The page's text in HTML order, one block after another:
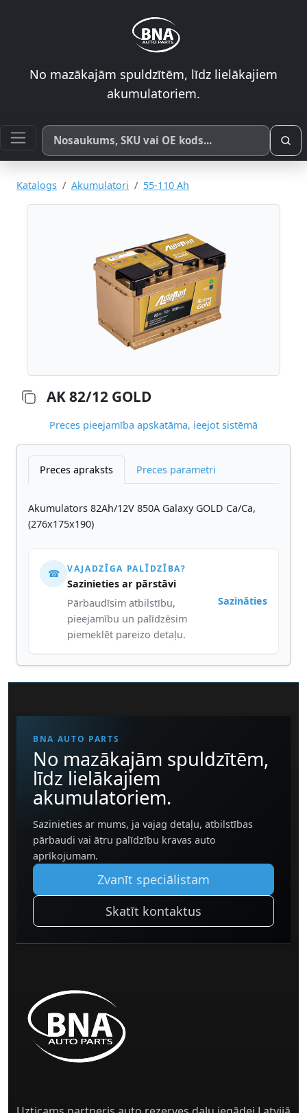
No mazākajām spuldzītēm, līdz lielākajiem
akumulatoriem.
Meklēt pēc produkta nosaukuma, SKU vai OE koda
Katalogs Akumulatori 55-110 Ah
AK 82/12 GOLD
Preces pieejamība apskatāma, ieejot sistēmā
Preces apraksts Preces parametri
Akumulators 82Ah/12V 850A Galaxy GOLD Ca/Ca,
(276x175x190)
☎ VAJADZĪGA PALĪDZĪBA?
Sazinieties ar pārstāvi
Pārbaudīsim atbilstību,
pieejamību un palīdzēsim
piemeklēt pareizo detaļu.
Sazināties
BNA AUTO PARTS
No mazākajām spuldzītēm,
līdz lielākajiem
akumulatoriem.
Sazinieties ar mums, ja vajag detaļu, atbilstības
pārbaudi vai ātru palīdzību kravas auto
aprīkojumam.
Zvanīt speciālistam
Skatīt kontaktus